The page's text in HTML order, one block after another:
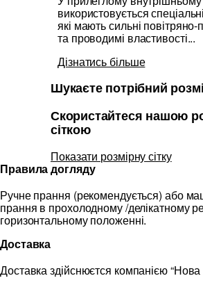
використовується
які мають сильні повітряно-
та проводимі властивості...
Дізнатись більше
Шукаєте потрібний
Скористайтеся нашою
сіткою
Показати розмірну сітку
Правила догляду
Ручне прання (рекомендується) або
прання в прохолодному /делікатному
горизонтальному положенні.
Доставка
Доставка здійснюєтся компанією